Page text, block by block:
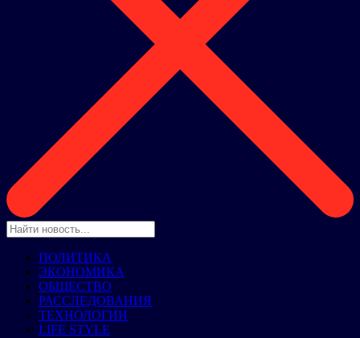
ПОЛИТИКА
ЭКОНОМИКА
ОБЩЕСТВО
РАССЛЕДОВАНИЯ
ТЕХНОЛОГИИ
LIFE STYLE